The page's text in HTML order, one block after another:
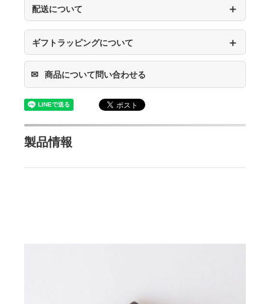
配送について ＋
ギフトラッピングについて ＋
✉ 商品について問い合わせる
製品情報